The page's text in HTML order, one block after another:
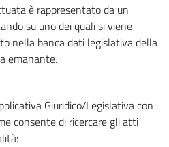
è rappresentato da un
su uno dei quali si viene
nella banca dati legislativa della
emanante.
Giuridico/Legislativa con
consente di ricercare gli atti